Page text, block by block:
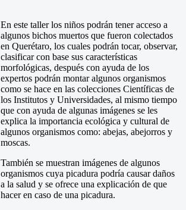
En este taller los niños podrán tener acceso a
algunos bichos muertos que fueron colectados
en Querétaro, los cuales podrán tocar, observar,
clasificar con base sus características
morfológicas, después con ayuda de los
expertos podrán montar algunos organismos
como se hace en las colecciones Científicas de
los Institutos y Universidades, al mismo tiempo
que con ayuda de algunas imágenes se les
explica la importancia ecológica y cultural de
algunos organismos como: abejas, abejorros y
moscas.
También se muestran imágenes de algunos
organismos cuya picadura podría causar daños
a la salud y se ofrece una explicación de que
hacer en caso de una picadura.